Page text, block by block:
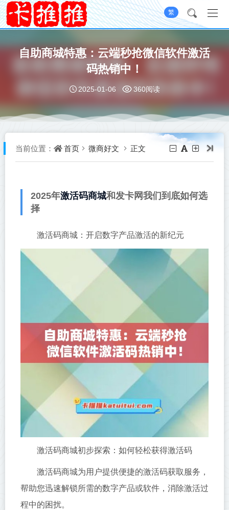
繁
自助商城特惠：云端秒抢微信软件激活
码热销中！
2025-01-06 360阅读
当前位置： 首页 微商好文 正文
2025年激活码商城和发卡网我们到底如何选
择
激活码商城：开启数字产品激活的新纪元
激活码商城初步探索：如何轻松获得激活码
激活码商城为用户提供便捷的激活码获取服务，
帮助您迅速解锁所需的数字产品或软件，消除激活过
程中的困扰。